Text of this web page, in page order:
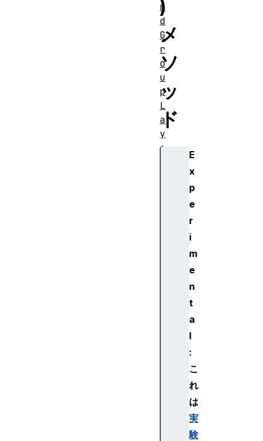
)
メ
ソ
ッ
ド
E
x
p
e
r
i
m
e
n
t
a
l
:
こ
れ
は
実
験
n
d
G
r
o
u
p
L
a
y
o